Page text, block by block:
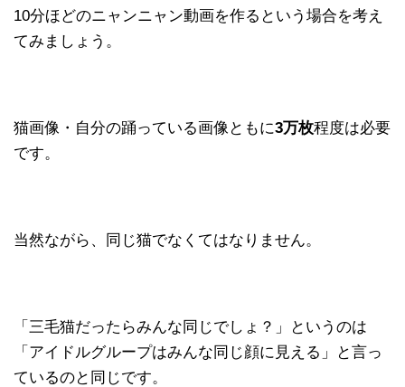
10分ほどのニャンニャン動画を作るという場合を考え
てみましょう。
猫画像・自分の踊っている画像ともに3万枚程度は必要
です。
当然ながら、同じ猫でなくてはなりません。
「三毛猫だったらみんな同じでしょ？」というのは
「アイドルグループはみんな同じ顔に見える」と言っ
ているのと同じです。